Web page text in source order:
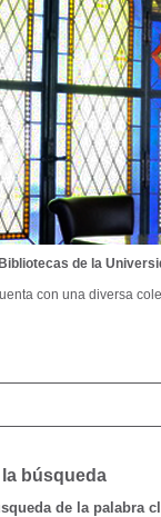
búsqueda
de la palabra
de la
con una diversa